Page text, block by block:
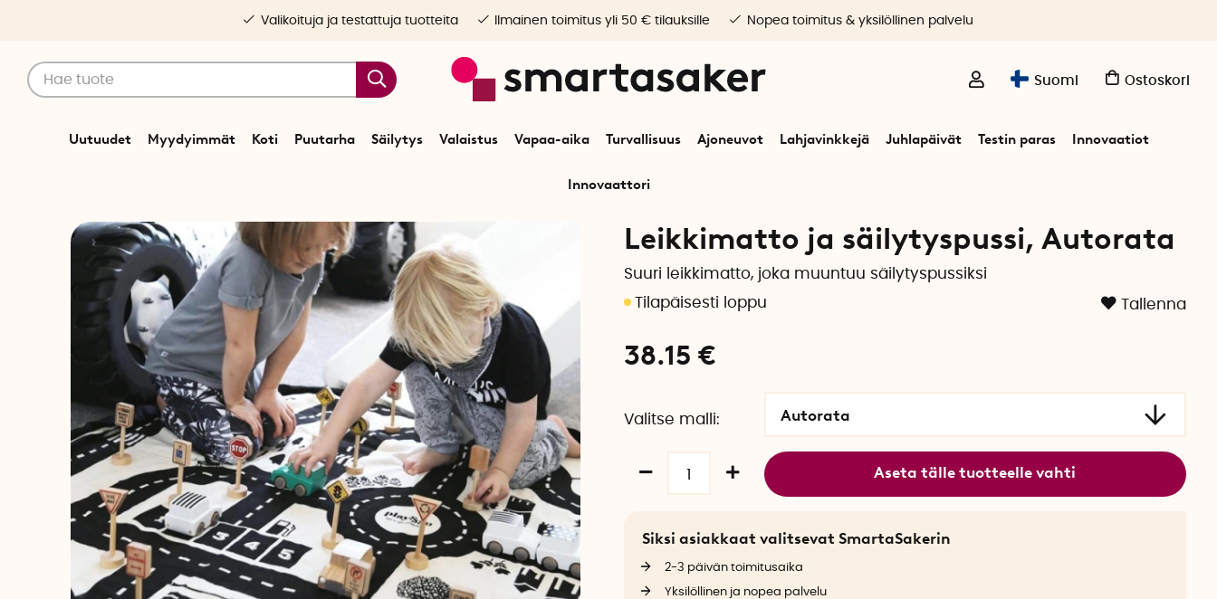
Suomi Ostoskori
Uutuudet Myydyimmät Koti Puutarha Säilytys Valaistus Vapaa-aika Turvallisuus Ajoneuvot Lahjavinkkejä Juhlapäivät Testin paras Innovaatiot
Innovaattori
Valikoituja ja testattuja tuotteita Ilmainen toimitus yli 50 € tilauksille Nopea toimitus & yksilöllinen palvelu
Pelit & leikit Leikkimatto ja säilytyspussi
Leikkimatto ja säilytyspussi, Autorata
Suuri leikkimatto, joka muuntuu säilytyspussiksi
Tallenna
38.15 €
Valitse malli Autorata
Aseta tälle tuotteelle vahti
Siksi asiakkaat valitsevat SmartaSakerin
2-3 päivän toimitusaika
Yksilöllinen ja nopea palvelu